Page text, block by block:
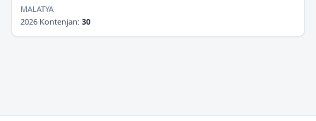
MALATYA
2026 Kontenjan: 30